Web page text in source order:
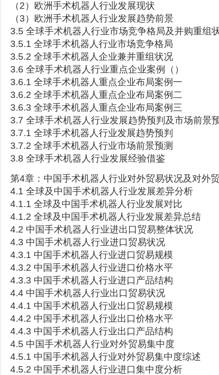
（2）欧洲手术机器人行业发展现状
（3）欧洲手术机器人行业发展趋势前景
3.5 全球手术机器人行业市场竞争格局及并购重组
3.5.1 全球手术机器人行业市场竞争格局
3.5.2 全球手术机器人企业兼并重组状况
3.6 全球手术机器人行业重点企业案例（）
3.6.1 全球手术机器人重点企业布局案例一
3.6.2 全球手术机器人重点企业布局案例二
3.6.3 全球手术机器人重点企业布局案例三
3.7 全球手术机器人行业发展趋势预判及市场前景
3.7.1 全球手术机器人行业发展趋势预判
3.7.2 全球手术机器人行业市场前景预测
3.8 全球手术机器人行业发展经验借鉴
第4章：中国手术机器人行业对外贸易状况及对外
4.1 全球及中国手术机器人行业发展差异分析
4.1.1 全球及中国手术机器人行业发展对比
4.1.2 全球及中国手术机器人行业发展差异总结
4.2 中国手术机器人行业进出口贸易整体状况
4.3 中国手术机器人行业进口贸易状况
4.3.1 中国手术机器人行业进口贸易规模
4.3.2 中国手术机器人行业进口价格水平
4.3.3 中国手术机器人行业进口产品结构
4.4 中国手术机器人行业出口贸易状况
4.4.1 中国手术机器人行业出口贸易规模
4.4.2 中国手术机器人行业出口价格水平
4.4.3 中国手术机器人行业出口产品结构
4.5 中国手术机器人行业对外贸易集中度
4.5.1 中国手术机器人行业对外贸易集中度综述
4.5.2 中国手术机器人行业进口集中度分析